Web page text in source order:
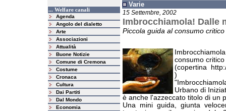
... Welfare canali
Agenda
Angolo del dialetto
Arte
Associazioni
Attualità
Buone Notizie
Comune di Cremona
Costume
Cronaca
Cultura
Dai Partiti
Dal Mondo
Economia
Varie
15 Settembre, 2002
Imbrocchiamola! Dalle
Piccola guida al consumo
consumo
(copertina
)
Urbano di
è anche l'azzeccato titolo di un
Una mini guida, giunta